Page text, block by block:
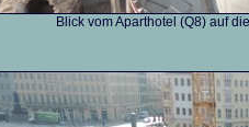
Blick vom Aparthotel (Q8) auf